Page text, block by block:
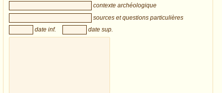
contexte archéologique
sources et questions particulières
date inf.
date sup.